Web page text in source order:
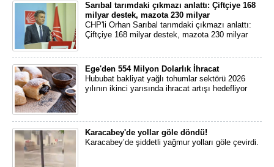
Sarıbal tarımdaki çıkmazı anlattı: Çiftçiye 168
milyar destek, mazota 230 milyar
CHP'li Orhan Sarıbal tarımdaki çıkmazı anlattı:
Çiftçiye 168 milyar destek, mazota 230 milyar
Ege'den 554 Milyon Dolarlık İhracat
Hububat bakliyat yağlı tohumlar sektörü 2026
yılının ikinci yarısında ihracat artışı hedefliyor
Karacabey'de yollar göle döndü!
Karacabey’de şiddetli yağmur yolları göle çevirdi.